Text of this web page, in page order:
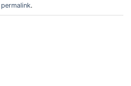
permalink.